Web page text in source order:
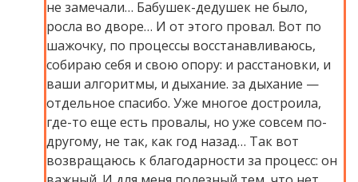
не замечали… Бабушек-дедушек не было,
росла во дворе… И от этого провал. Вот по
шажочку, по процессы восстанавливаюсь,
собираю себя и свою опору: и расстановки, и
ваши алгоритмы, и дыхание. за дыхание —
отдельное спасибо. Уже многое достроила,
где-то еще есть провалы, но уже совсем по-
другому, не так, как год назад… Так вот
возвращаюсь к благодарности за процесс: он